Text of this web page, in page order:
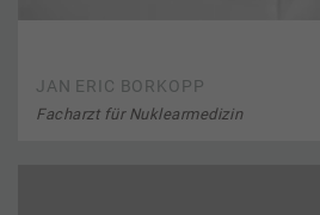
JAN ERIC BORKOPP
Facharzt für Nuklearmedizin